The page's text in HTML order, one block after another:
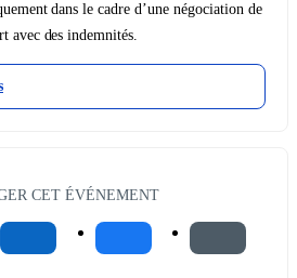
dans le cadre d’une négociation de
avec des indemnités.
CET ÉVÉNEMENT